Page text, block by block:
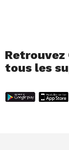
Retrouvez
tous les